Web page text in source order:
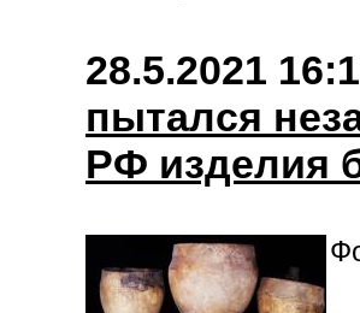
28.5.2021
пытался
РФ изделия